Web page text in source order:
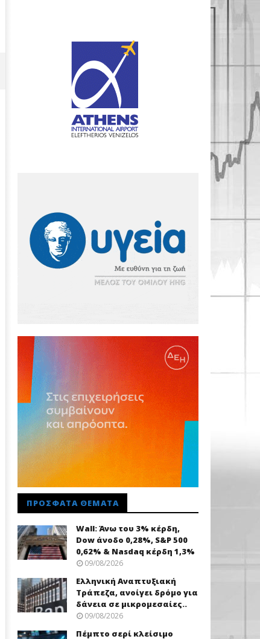
ΠΡΌΣΦΑΤΑ ΘΈΜΑΤΑ
Wall: Άνω του 3% κέρδη,
Dow άνοδο 0,28%, S&P 500
0,62% & Nasdaq κέρδη 1,3%
09/08/2026
Ελληνική Αναπτυξιακή
Τράπεζα, ανοίγει δρόμο για
δάνεια σε μικρομεσαίες..
09/08/2026
Πέμπτο σερί κλείσιμο